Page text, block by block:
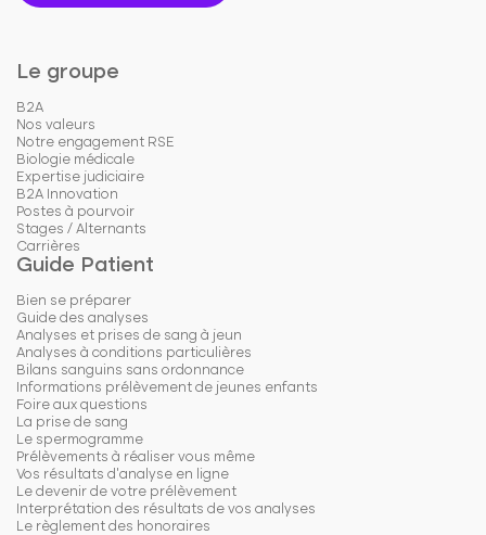
Guide Patient
Bien se préparer
Guide des analyses
Analyses et prises de sang à jeun
Analyses à conditions particulières
Bilans sanguins sans ordonnance
Informations prélèvement de jeunes enfants
Foire aux questions
La prise de sang
Le spermogramme
Prélèvements à réaliser vous même
Vos résultats d'analyse en ligne
Le devenir de votre prélèvement
Interprétation des résultats de vos analyses
Le règlement des honoraires
Le groupe
B2A
Nos valeurs
Notre engagement RSE
Biologie médicale
Expertise judiciaire
B2A Innovation
Postes à pourvoir
Stages / Alternants
Carrières